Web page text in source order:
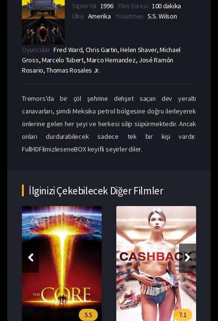
Yapım Yılı 1996 Film Süresi 100 dakika
Ülke Amerika Yönetmen S.S. Wilson
Oyuncular Fred Ward, Chris Gartin, Helen Shaver, Michael
Gross, Marcelo Tubert, Marco Hernandez, José Ramón
Rosario, Thomas Rosales Jr.
Tremors'da bir çöl şehrine dehşet saçan dev yeraltı
canavarları, şimdi Meksika petrol bölgesine doğru ilerleyerek
önlerine gelen her şeyi ve herkesi silip süpürmektedir. Ancak
onları durdurabilecek sadece tek bir kişi vardır.
FullHDFilmizleseneBOX keyifli seyirler diler.
İlginizi Çekebilecek Diğer Filmler
5.5 7.1